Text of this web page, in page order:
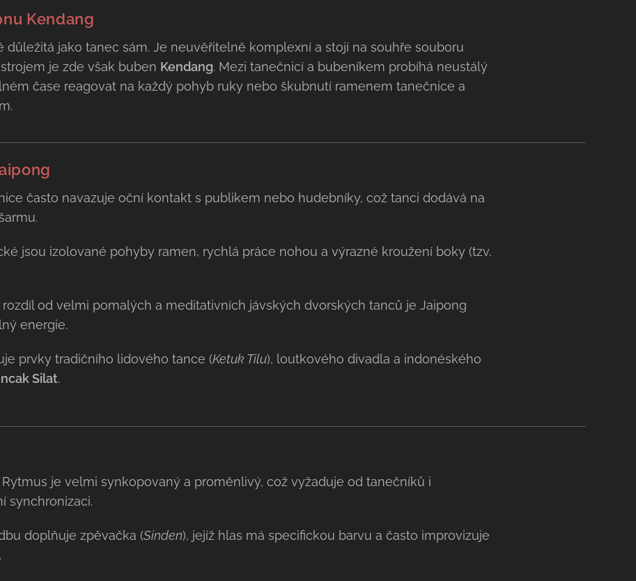
Kendang
důležitá jako tanec sám. Je neuvěřitelně komplexní a stojí na souhře souboru
je zde však buben Kendang. Mezi tanečnicí a bubeníkem probíhá neustálý
čase reagovat na každý pohyb ruky nebo škubnutí ramenem tanečnice a
často navazuje oční kontakt s publikem nebo hudebníky, což tanci dodává na
jsou izolované pohyby ramen, rychlá práce nohou a výrazné kroužení boky (tzv.
rozdíl od velmi pomalých a meditativních jávských dvorských tanců je Jaipong
energie.
prvky tradičního lidového tance (Ketuk Tilu), loutkového divadla a indonéského
Silat.
Rytmus je velmi synkopovaný a proměnlivý, což vyžaduje od tanečníků i
synchronizaci.
doplňuje zpěvačka (Sinden), jejíž hlas má specifickou barvu a často improvizuje